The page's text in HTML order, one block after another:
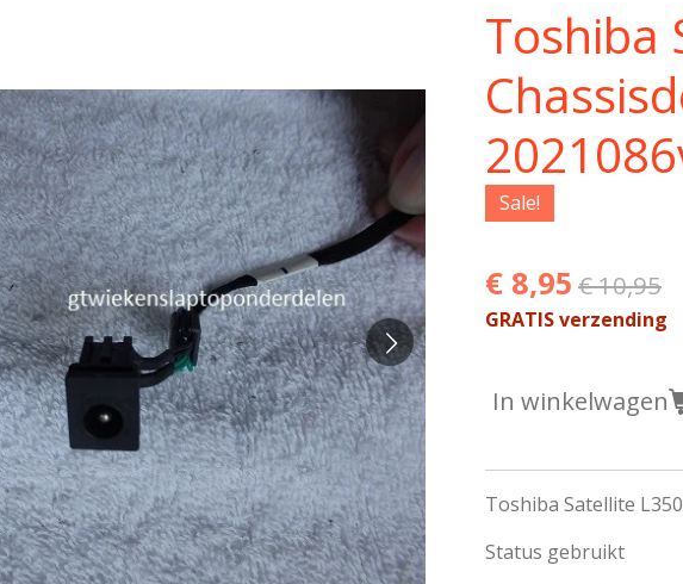
Toshiba
Sale!
€ 8,95 € 10,95
GRATIS verzending
In winkelwagen
Toshiba Satellite
Status gebruikt